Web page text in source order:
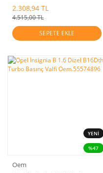
2.308,94 TL
4.515,00 TL
SEPETE EKLE
YENİ
%47
Oem